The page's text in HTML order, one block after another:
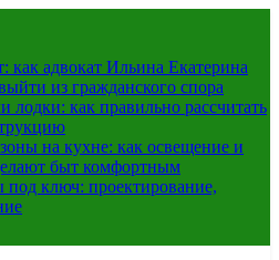
как адвокат Ильина Екатерина
из гражданского спора
лодки: как правильно рассчитать
на кухне: как освещение и
быт комфортным
ключ: проектирование,